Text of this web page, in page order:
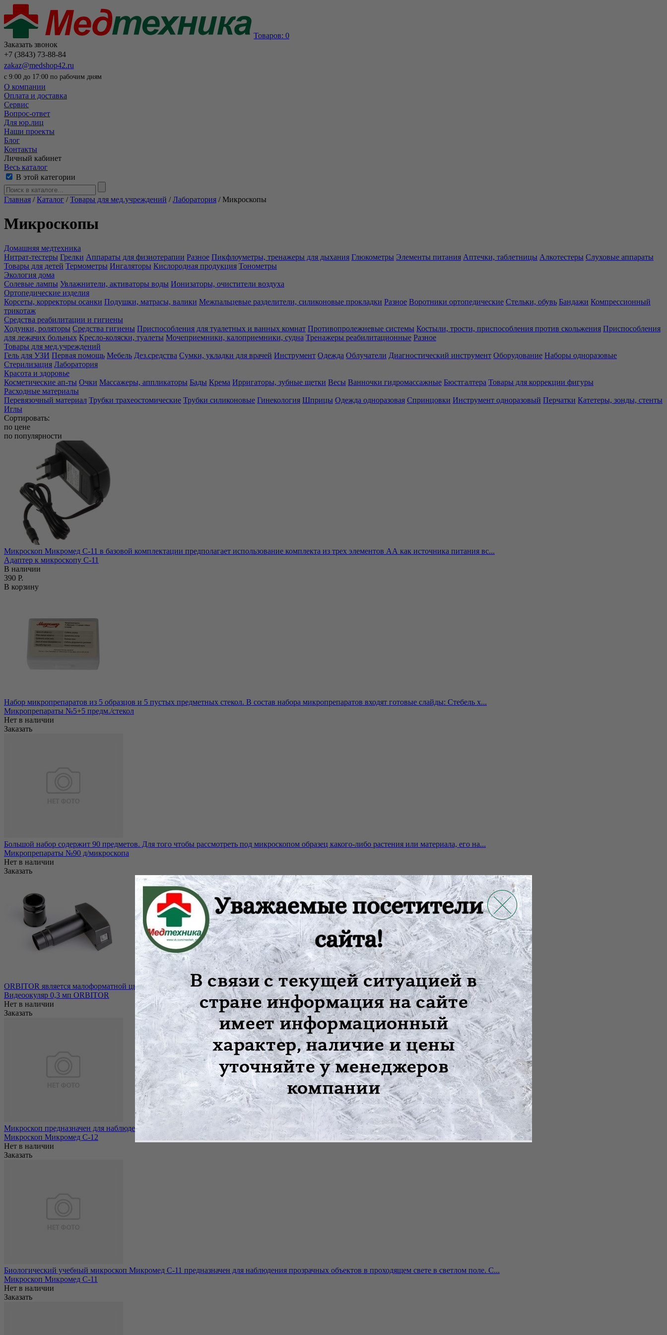
Товаров: 0
Заказать звонок
+7 (3843) 73-88-84
zakaz@medshop42.ru
с 9:00 до 17:00 по рабочим дням
О компании
Оплата и доставка
Сервис
Вопрос-ответ
Для юр.лиц
Наши проекты
Блог
Контакты
Личный кабинет
Весь каталог
В этой категории
Главная /Каталог /Товары для мед.учреждений /Лаборатория /Микроскопы
Микроскопы
Домашняя медтехника
Нитрат-тестеры Грелки Аппараты для физиотерапии Разное Пикфлоуметры, тренажеры для дыхания Глюкометры Элементы питания Аптечки, таблетницы Алкотестеры Слуховые аппараты
Товары для детей Термометры Ингаляторы Кислородная продукция Тонометры
Экология дома
Солевые лампы Увлажнители, активаторы воды Ионизаторы, очистители воздуха
Ортопедические изделия
Корсеты, корректоры осанки Подушки, матрасы, валики Межпальцевые разделители, силиконовые прокладки Разное Воротники ортопедические Стельки, обувь Бандажи Компрессионный
трикотаж
Средства реабилитации и гигиены
Ходунки, роляторы Средства гигиены Приспособления для туалетных и ванных комнат Противопролежневые системы Костыли, трости, приспособления против скольжения Приспособления
для лежачих больных Кресло-коляски, туалеты Мочеприемники, калоприемники, судна Тренажеры реабилитационные Разное
Товары для мед.учреждений
Гель для УЗИ Первая помощь Мебель Дез.средства Сумки, укладки для врачей Инструмент Одежда Облучатели Диагностический инструмент Оборудование Наборы одноразовые
Стерилизация Лаборатория
Красота и здоровье
Косметические ап-ты Очки Массажеры, аппликаторы Бады Крема Ирригаторы, зубные щетки Весы Ванночки гидромассажные Бюстгалтера Товары для коррекции фигуры
Расходные материалы
Перевязочный материал Трубки трахеостомические Трубки силиконовые Гинекология Шприцы Одежда одноразовая Спринцовки Инструмент одноразовый Перчатки Катетеры, зонды, стенты
Иглы
Сортировать:
по цене
по популярности
Микроскоп Микромед С-11 в базовой комплектации предполагает использование комплекта из трех элементов АА как источника питания вс...
Адаптер к микроскопу С-11
В наличии
390 Р.
В корзину
Набор микропрепаратов из 5 образцов и 5 пустых предметных стекол. В состав набора микропрепаратов входят готовые слайды: Стебель х...
Микропрепараты №5+5 предм./стекол
Нет в наличии
Заказать
Большой набор содержит 90 предметов. Для того чтобы рассмотреть под микроскопом образец какого-либо растения или материала, его на...
Микропрепараты №90 д/микроскопа
Нет в наличии
Заказать
ORBITOR является малоформатной цветной камерой, и благодаря программному обеспечению Future Win Joe позволяет захватывать изображе...
Видеоокуляр 0,3 мп ORBITOR
Нет в наличии
Заказать
Микроскоп предназначен для наблюдения препаратов в проходящем свете в светлом поле. Позволяет изучать окрашенные и неокрашенные би...
Микроскоп Микромед С-12
Нет в наличии
Заказать
Биологический учебный микроскоп Микромед С-11 предназначен для наблюдения прозрачных объектов в проходящем свете в светлом поле. С...
Микроскоп Микромед С-11
Нет в наличии
Заказать